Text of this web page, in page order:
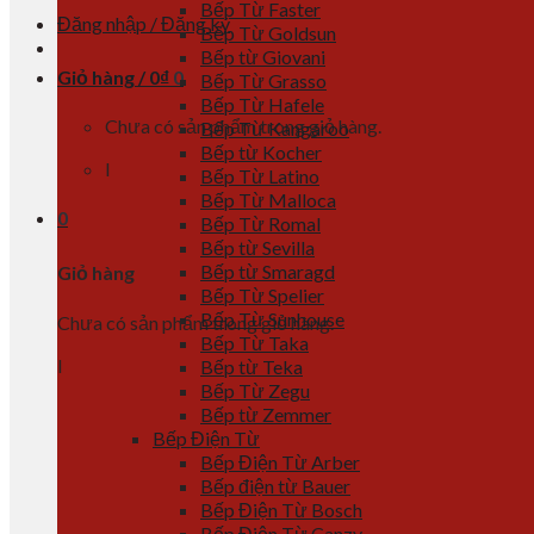
Đăng nhập / Đăng ký
Giỏ hàng / 0₫ 0
Chưa có sản phẩm trong giỏ hàng.
l
0
Giỏ hàng
Chưa có sản phẩm trong giỏ hàng.
l
Bếp Từ Faster
Bếp Từ Goldsun
Bếp từ Giovani
Bếp Từ Grasso
Bếp Từ Hafele
Bếp Từ Kangaroo
Bếp từ Kocher
Bếp Từ Latino
Bếp Từ Malloca
Bếp Từ Romal
Bếp từ Sevilla
Bếp từ Smaragd
Bếp Từ Spelier
Bếp Từ Sunhouse
Bếp Từ Taka
Bếp từ Teka
Bếp Từ Zegu
Bếp từ Zemmer
Bếp Điện Từ
Bếp Điện Từ Arber
Bếp điện từ Bauer
Bếp Điện Từ Bosch